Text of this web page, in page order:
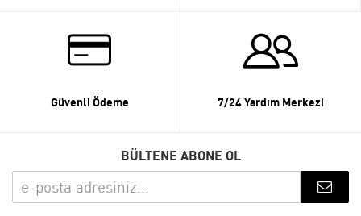
Güvenli Ödeme 7/24 Yardım Merkezi
BÜLTENE ABONE OL